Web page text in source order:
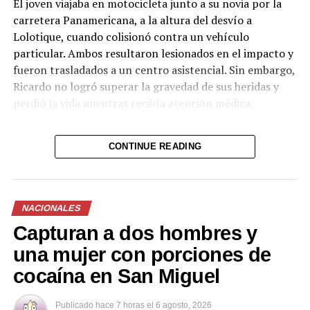
— Fiscalía General de
la República El
Salvador (@FGR_SV)
Comparte esto:
Me gusta esto:
El joven viajaba en motocicleta junto a su novia por la
carretera Panamericana, a la altura del desvío a
Lolotique, cuando colisionó contra un vehículo
particular. Ambos resultaron lesionados en el impacto y
fueron trasladados a un centro asistencial. Sin embargo,
Ricardo no logró superar la gravedad de sus heridas y
perdió la vida mientras recibía atención médica.
Además de ser motociclista, Ricardo era un reconocido
futbolista de la zona y dejó un profundo pesar entre
el momento no se han dado a conocer más detalles
sobre las circunstancias exactas del accidente ni el
estado de salud de su acompañante.
Las autoridades continúan con las investigaciones
correspondientes para determinar las causas del
siniestro vial.
CONTINUE READING
NACIONALES
Capturan a dos hombres y
una mujer con porciones de
cocaína en San Miguel
Publicado hace 7 horas el 6 agosto, 2026